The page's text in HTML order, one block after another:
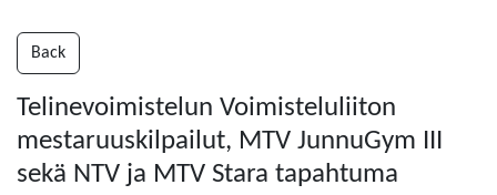
Back
Telinevoimistelun Voimisteluliiton
mestaruuskilpailut, MTV JunnuGym III
sekä NTV ja MTV Stara tapahtuma